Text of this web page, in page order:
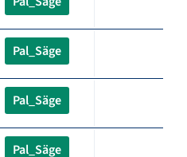
Pal_Säge
Pal_Säge
Pal_Säge